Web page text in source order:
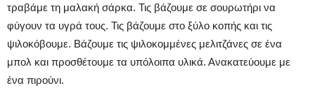
τραβάμε τη μαλακή σάρκα. Τις βάζουμε σε σουρωτήρι να
φύγουν τα υγρά τους. Τις βάζουμε στο ξύλο κοπής και τις
ψιλοκόβουμε. Βάζουμε τις ψιλοκομμένες μελιτζάνες σε ένα
μπολ και προσθέτουμε τα υπόλοιπα υλικά. Ανακατεύουμε με
ένα πιρούνι.